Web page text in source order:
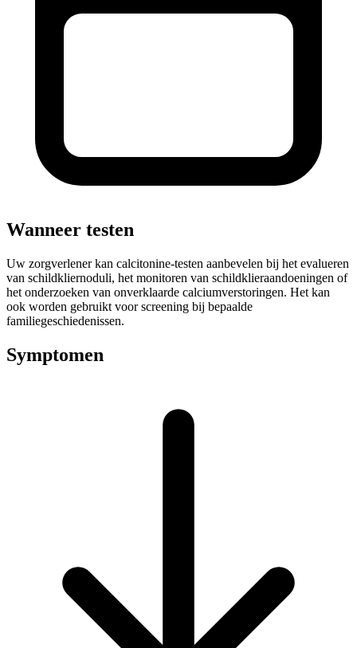
Wanneer testen
Uw zorgverlener kan calcitonine-testen aanbevelen bij het evalueren
van schildkliernoduli, het monitoren van schildklieraandoeningen of
het onderzoeken van onverklaarde calciumverstoringen. Het kan
ook worden gebruikt voor screening bij bepaalde
familiegeschiedenissen.
Symptomen